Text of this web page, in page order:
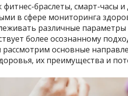
браслеты, смарт-часы и
в сфере мониторинга
различные параметры
более осознанному
основные
их преимущества и